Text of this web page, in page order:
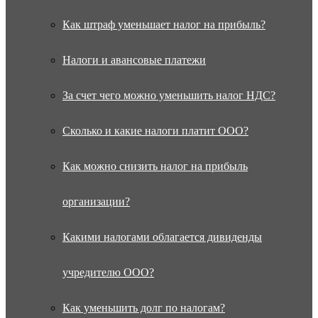
Как штраф уменьшает налог на прибыль?
Налоги и авансовые платежи
За счет чего можно уменьшить налог НДС?
Сколько и какие налоги платит ООО?
Как можно снизить налог на прибыль
организации?
Какими налогами облагается дивиденды
учредителю ООО?
Как уменьшить долг по налогам?